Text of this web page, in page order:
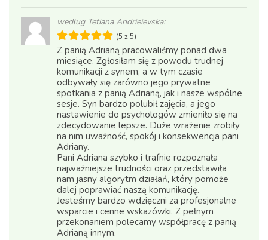
według Tetiana Andrieievska:
(5 z 5)
Z panią Adrianą pracowaliśmy ponad dwa
miesiące. Zgłosiłam się z powodu trudnej
komunikacji z synem, a w tym czasie
odbywały się zarówno jego prywatne
spotkania z panią Adrianą, jak i nasze wspólne
sesje. Syn bardzo polubił zajęcia, a jego
nastawienie do psychologów zmieniło się na
zdecydowanie lepsze. Duże wrażenie zrobiły
na nim uważność, spokój i konsekwencja pani
Adriany.
Pani Adriana szybko i trafnie rozpoznała
najważniejsze trudności oraz przedstawiła
nam jasny algorytm działań, który pomoże
dalej poprawiać naszą komunikację.
Jesteśmy bardzo wdzięczni za profesjonalne
wsparcie i cenne wskazówki. Z pełnym
przekonaniem polecamy współpracę z panią
Adrianą innym.